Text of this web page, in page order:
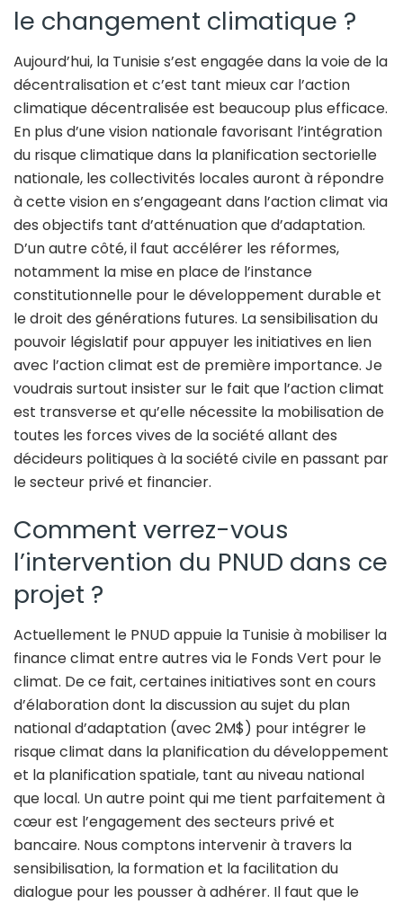
le changement climatique ?
Aujourd’hui, la Tunisie s’est engagée dans la voie de la
décentralisation et c’est tant mieux car l’action
climatique décentralisée est beaucoup plus efficace.
En plus d’une vision nationale favorisant l’intégration
du risque climatique dans la planification sectorielle
nationale, les collectivités locales auront à répondre
à cette vision en s’engageant dans l’action climat via
des objectifs tant d’atténuation que d’adaptation.
D’un autre côté, il faut accélérer les réformes,
notamment la mise en place de l’instance
constitutionnelle pour le développement durable et
le droit des générations futures. La sensibilisation du
pouvoir législatif pour appuyer les initiatives en lien
avec l’action climat est de première importance. Je
voudrais surtout insister sur le fait que l’action climat
est transverse et qu’elle nécessite la mobilisation de
toutes les forces vives de la société allant des
décideurs politiques à la société civile en passant par
le secteur privé et financier.
Comment verrez-vous
l’intervention du PNUD dans ce
projet ?
Actuellement le PNUD appuie la Tunisie à mobiliser la
finance climat entre autres via le Fonds Vert pour le
climat. De ce fait, certaines initiatives sont en cours
d’élaboration dont la discussion au sujet du plan
national d’adaptation (avec 2M$) pour intégrer le
risque climat dans la planification du développement
et la planification spatiale, tant au niveau national
que local. Un autre point qui me tient parfaitement à
cœur est l’engagement des secteurs privé et
bancaire. Nous comptons intervenir à travers la
sensibilisation, la formation et la facilitation du
dialogue pour les pousser à adhérer. Il faut que le